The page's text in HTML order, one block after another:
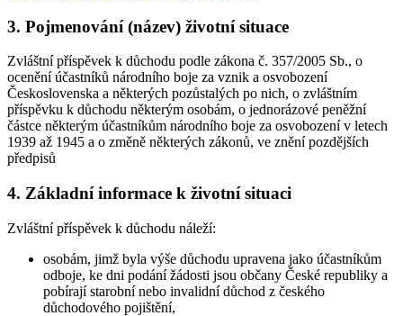
3. Pojmenování (název) životní situace
Zvláštní příspěvek k důchodu podle zákona č. 357/2005 Sb., o
ocenění účastníků národního boje za vznik a osvobození
Československa a některých pozůstalých po nich, o zvláštním
příspěvku k důchodu některým osobám, o jednorázové peněžní
částce některým účastníkům národního boje za osvobození v letech
1939 až 1945 a o změně některých zákonů, ve znění pozdějších
předpisů
4. Základní informace k životní situaci
Zvláštní příspěvek k důchodu náleží:
osobám, jimž byla výše důchodu upravena jako účastníkům
odboje, ke dni podání žádosti jsou občany České republiky a
pobírají starobní nebo invalidní důchod z českého
důchodového pojištění,